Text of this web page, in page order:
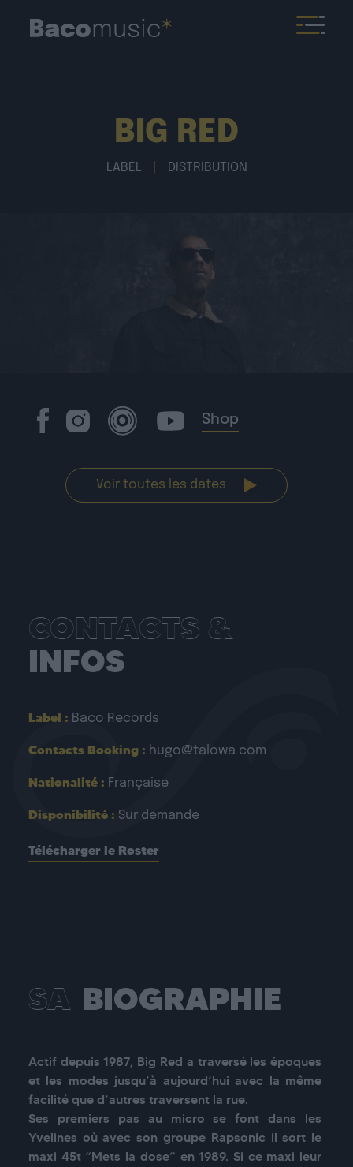
BIG RED
LABEL DISTRIBUTION
Shop
Voir toutes les dates
CONTACTS &
INFOS
Label : Baco Records
Contacts Booking : hugo@talowa.com
Nationalité : Française
Disponibilité : Sur demande
Télécharger le Roster
SA BIOGRAPHIE
Actif depuis 1987, Big Red a traversé les époques
et les modes jusqu’à aujourd’hui avec la même
facilité que d’autres traversent la rue.
Ses premiers pas au micro se font dans les
Yvelines où avec son groupe Rapsonic il sort le
maxi 45t “Mets la dose” en 1989. Si ce maxi leur